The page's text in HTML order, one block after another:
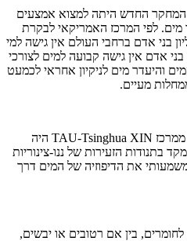
החדש היתה למצוא אמצעים
מים. לפי המרכז האמריקאי לבקרת
מיליון בני אדם ברחבי העולם אין גישה למי
ל-2.5 מיליארד בני אדם אין גישה קבועה למים לצורכי
והיעדר מים לניקיון אחראי לכמעט
TAU-Tsinghua XIN היה
בתנודות הזעירות של ננו-צינוריות
את הדיפוזיה של המים דרך
לחומרים, בין אם רטובים או יבשים,